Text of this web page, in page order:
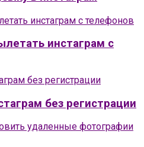
инстаграм с
без регистрации